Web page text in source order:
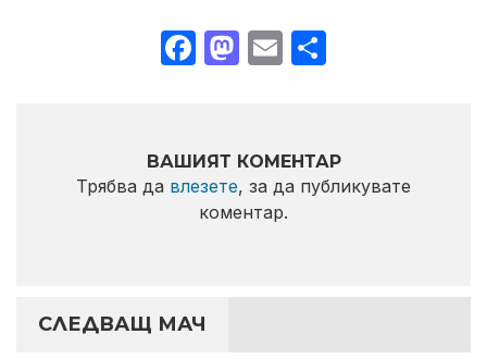
Facebook
Mastodon
Email
ВАШИЯТ КОМЕНТАР
Трябва да влезете, за да публикувате
коментар.
СЛЕДВАЩ МАЧ